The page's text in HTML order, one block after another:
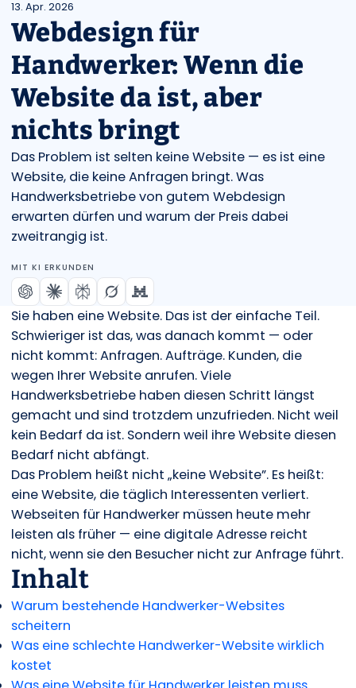
13. Apr. 2026
Webdesign für
Handwerker: Wenn die
Website da ist, aber
nichts bringt
Das Problem ist selten keine Website — es ist eine
Website, die keine Anfragen bringt. Was
Handwerksbetriebe von gutem Webdesign
erwarten dürfen und warum der Preis dabei
zweitrangig ist.
MIT KI ERKUNDEN
Sie haben eine Website. Das ist der einfache Teil.
Schwieriger ist das, was danach kommt — oder
nicht kommt: Anfragen. Aufträge. Kunden, die
wegen Ihrer Website anrufen. Viele
Handwerksbetriebe haben diesen Schritt längst
gemacht und sind trotzdem unzufrieden. Nicht weil
kein Bedarf da ist. Sondern weil ihre Website diesen
Bedarf nicht abfängt.
Das Problem heißt nicht „keine Website”. Es heißt:
eine Website, die täglich Interessenten verliert.
Webseiten für Handwerker müssen heute mehr
leisten als früher — eine digitale Adresse reicht
nicht, wenn sie den Besucher nicht zur Anfrage führt.
Inhalt
Warum bestehende Handwerker-Websites
scheitern
Was eine schlechte Handwerker-Website wirklich
kostet